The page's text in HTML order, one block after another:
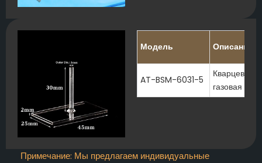
Модель Описание
AT-BSM-6031-5
Кварцевая
газовая
Примечание: Мы предлагаем индивидуальные